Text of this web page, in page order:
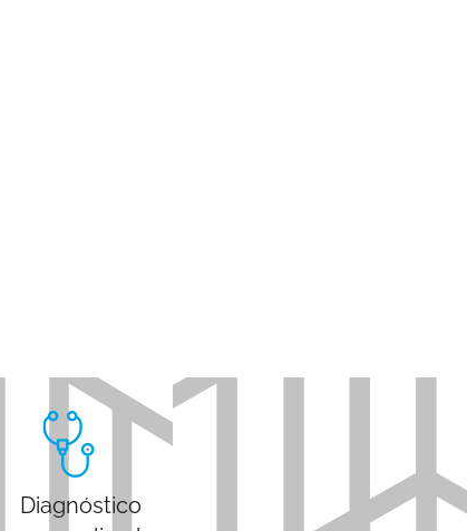
Diagnóstico